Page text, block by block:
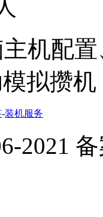
机配
拟攒机
-装机服务
2021